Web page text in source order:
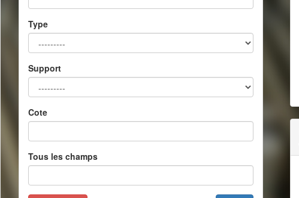
Type
Support
Cote
Tous les champs